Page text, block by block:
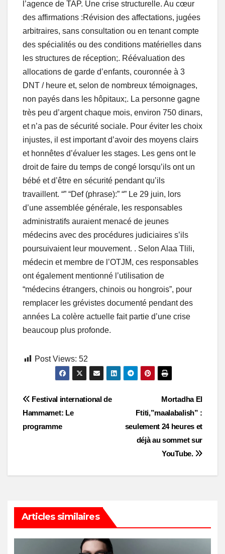
l’agence de TAP. Une crise structurelle. Au cœur
des affirmations :Révision des affectations, jugées
arbitraires, sans consultation ou en tenant compte
des spécialités ou des conditions matérielles dans
les structures de réception;. Réévaluation des
allocations de garde d’enfants, couronnée à 3
DNT / heure et, selon de nombreux témoignages,
non payés dans les hôpitaux;. La personne gagne
très peu d’argent chaque mois, environ 750 dinars,
et n’a pas de sécurité sociale. Pour éviter les choix
injustes, il est important d’avoir des moyens clairs
et honnêtes d’évaluer les stages. Les gens ont le
droit de faire du temps de congé lorsqu’ils ont un
bébé et d’être en sécurité pendant qu’ils
travaillent. “” “Def (phrase):” “” Le 29 juin, lors
d’une assemblée générale, les responsables
administratifs auraient menacé de jeunes
médecins avec des procédures judiciaires s’ils
poursuivaient leur mouvement. . Selon Alaa Tlili,
médecin et membre de l’OTJM, ces responsables
ont également mentionné l’utilisation de
“médecins étrangers, chinois ou hongrois”, pour
remplacer les grévistes documenté pendant des
années La colère actuelle fait partie d’une crise
beaucoup plus profonde.
Post Views: 52
Post
navigation
Mortadha El
Ftiti,”maalabalish” :
seulement 24 heures et
déjà au sommet sur
YouTube.
Festival international de
Hammamet: Le
programme
Articles similaires